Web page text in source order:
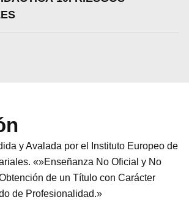
y Avalada por el Instituto Europeo de
«»Enseñanza No Oficial y No
de un Título con Carácter
de Profesionalidad.»